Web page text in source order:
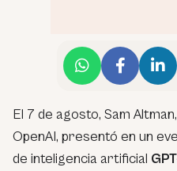
El 7 de agosto, Sam
OpenAI, presentó en un
de inteligencia artificial